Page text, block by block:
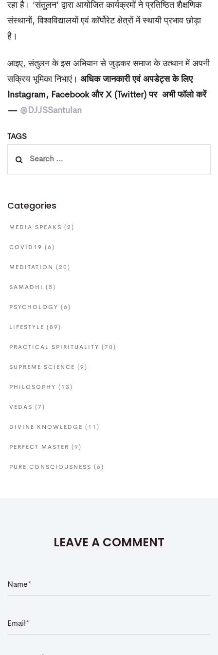
रहा है। ‘संतुलन’ द्वारा आयोजित कार्यक्रमों ने प्रतिष्ठित शैक्षणिक
संस्थानों, विश्वविद्यालयों एवं कॉर्पोरेट क्षेत्रों में स्थायी प्रभाव छोड़ा
है।
आइए, संतुलन के इस अभियान से जुड़कर समाज के उत्थान में अपनी
सक्रिय भूमिका निभाएं। अधिक जानकारी एवं अपडेट्स के लिए
Instagram, Facebook औरX (Twitter)पर अभी फॉलो करें
— @DJJSSantulan
TAGS
Categories
MEDIA SPEAKS (2)
COVID19 (6)
MEDITATION (20)
SAMADHI (5)
PSYCHOLOGY (6)
LIFESTYLE (89)
PRACTICAL SPIRITUALITY (70)
SUPREME SCIENCE (9)
PHILOSOPHY (13)
VEDAS (7)
DIVINE KNOWLEDGE (11)
PERFECT MASTER (9)
PURE CONSCIOUSNESS (6)
LEAVE A COMMENT
Name*
Emai *